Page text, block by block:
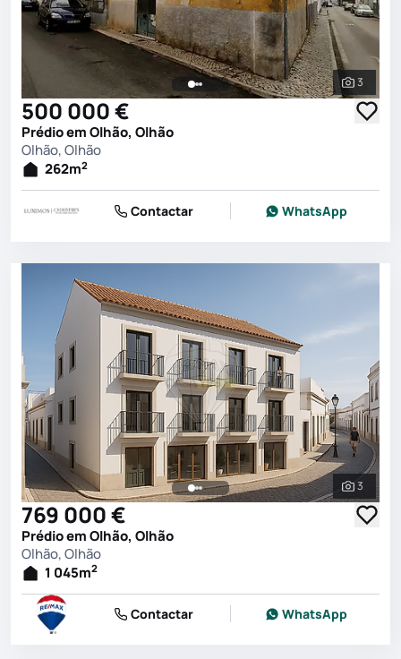
Ver
3
500 000 €
Prédio em Olhão, Olhão
Olhão, Olhão
262m2
Contactar WhatsApp
Ver
3
769 000 €
Prédio em Olhão, Olhão
Olhão, Olhão
1 045m2
Contactar WhatsApp